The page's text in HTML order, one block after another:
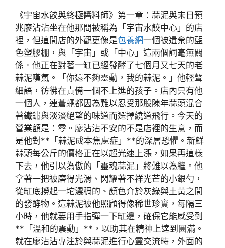
《宇宙水餃與終極醬料師》第一章：蒜泥與末日預
兆廖沾沾坐在他那間被稱為「宇宙水餃中心」的店
裡，但這間店的外觀更像是包養網一個被遺棄的藍
色塑膠棚，與「宇宙」或「中心」這兩個詞毫無關
係。他正在對著一缸已經發酵了七個月又七天的老
蒜泥嘆氣。「你還不夠靈動，我的蒜泥。」他輕聲
細語，彷彿在責備一個不上進的孩子。店內只有他
一個人，連蒼蠅都因為難以忍受那股陳年蒜頭混合
著鐵鏽與淡淡絕望的味道而選擇繞道飛行。今天的
營業額是：零。廖沾沾不安的不是店裡的生意，而
是他對**「蒜泥成本焦慮症」**的深層恐懼。新鮮
蒜頭每公斤的價格正在以超光速上漲，如果再這樣
下去，他引以為傲的「靈魂蒜泥」將難以為繼。他
拿著一把被磨得光滑、閃耀著不祥光芒的小銀勺，
從缸底撈起一坨濃稠的、顏色介於灰綠與土黃之間
的發酵物。這蒜泥被他照顧得像稀世珍寶，每隔三
小時，他就要用手指彈一下缸邊，確保它能感受到
**「溫和的震動」**，以助其在精神上達到圓滿。
就在廖沾沾專注於與蒜泥進行心靈交流時，外面的